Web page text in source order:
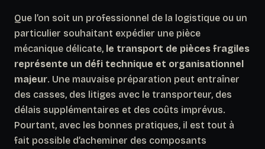
Que l’on soit un professionnel de la logistique ou un
particulier souhaitant expédier une pièce
mécanique délicate, le transport de pièces fragiles
représente un défi technique et organisationnel
majeur. Une mauvaise préparation peut entraîner
des casses, des litiges avec le transporteur, des
délais supplémentaires et des coûts imprévus.
Pourtant, avec les bonnes pratiques, il est tout à
fait possible d’acheminer des composants